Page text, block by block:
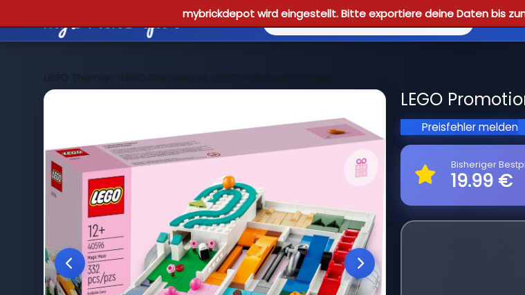
mybrickdepot wird eingestellt. Bitte exportiere deine Daten bis
LEGO Themen >LEGO Promotional >LEGO 40596 Magic Maze
LEGO
Preisfehler melden
Bisheriger
19.99 €